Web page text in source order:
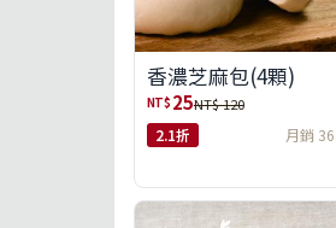
香濃芝麻包(4顆)
NT$ 25NT$ 120
2.1折 月銷 36